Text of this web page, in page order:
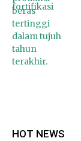
HOT NEWS